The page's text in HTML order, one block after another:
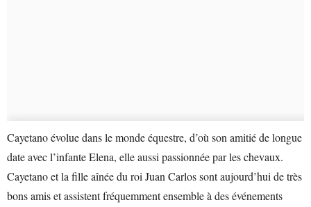
Cayetano évolue dans le monde équestre, d’où son amitié de longue
date avec l’infante Elena, elle aussi passionnée par les chevaux.
Cayetano et la fille aînée du roi Juan Carlos sont aujourd’hui de très
bons amis et assistent fréquemment ensemble à des événements